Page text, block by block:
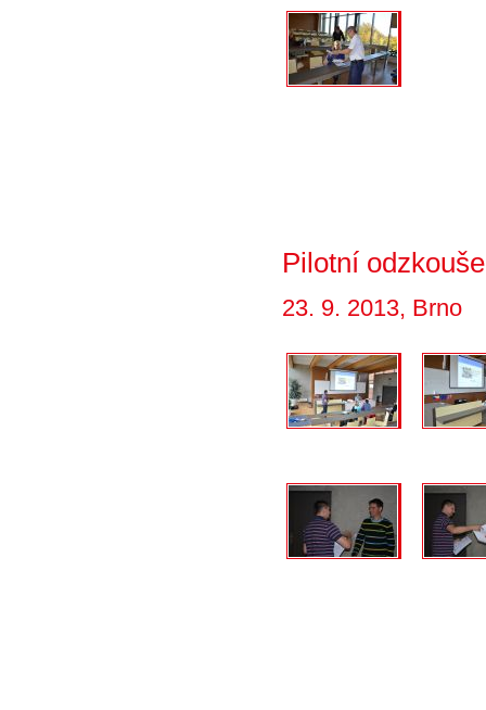
Pilotní
23. 9. 2013, Brno